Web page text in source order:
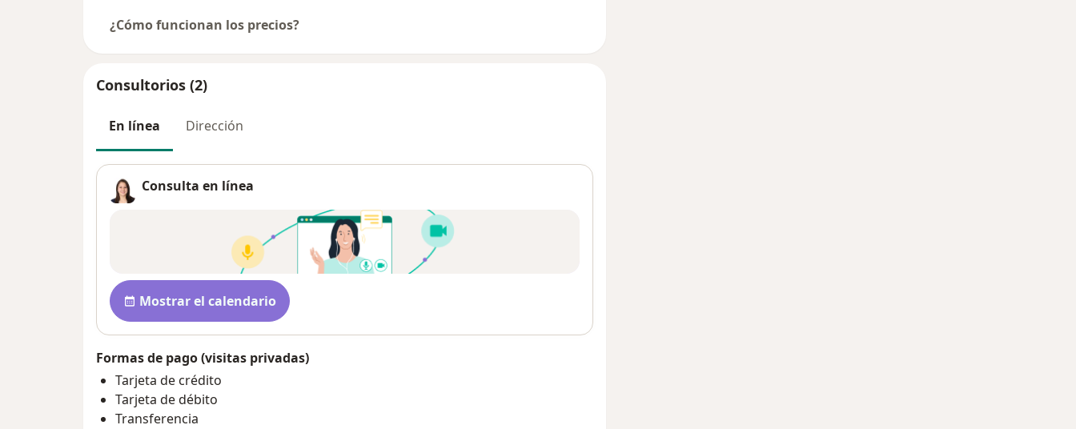
¿Cómo funcionan los precios?
Consultorios (2)
En línea Dirección
Consulta en línea
Disponibilidad
Mostrar el calendario
Formas de pago (visitas privadas)
Tarjeta de crédito
Tarjeta de débito
Transferencia